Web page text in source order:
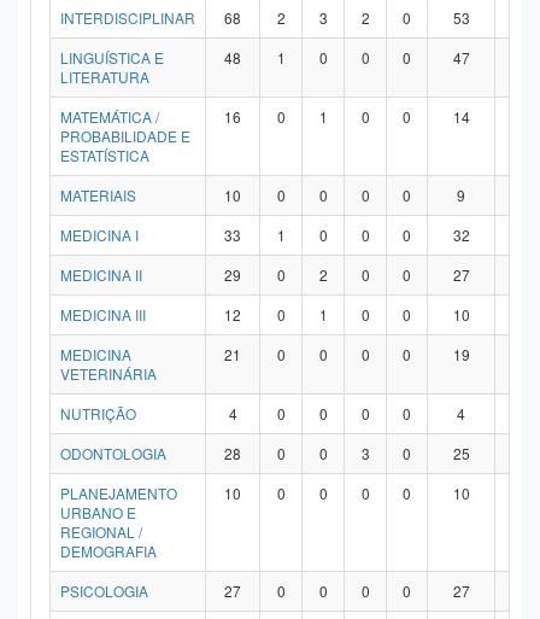
INTERDISCIPLINAR
68 2 3 2 0 53
LINGUÍSTICA E
LITERATURA
48 1 0 0 0 47
MATEMÁTICA /
PROBABILIDADE E
ESTATÍSTICA
16 0 1 0 0 14
MATERIAIS 10 0 0 0 0 9
MEDICINA I
33 1 0 0 0 32
MEDICINA II
29 0 2 0 0 27
MEDICINA III
12 0 1 0 0 10
MEDICINA
VETERINÁRIA
21 0 0 0 0 19
NUTRIÇÃO 4 0 0 0 0 4
ODONTOLOGIA
28 0 0 3 0 25
PLANEJAMENTO
URBANO E
REGIONAL /
DEMOGRAFIA
10 0 0 0 0 10
PSICOLOGIA 27 0 0 0 0 27